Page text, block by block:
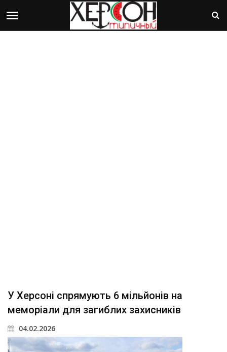
У Херсоні спрямують 6 мільйонів на
меморіали для загиблих захисників
04.02.2026